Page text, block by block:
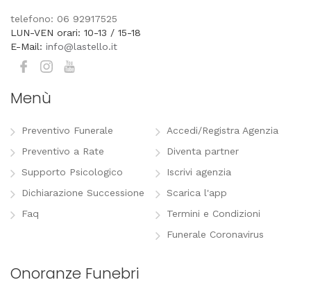
telefono: 06 92917525
LUN-VEN orari: 10-13 / 15-18
E-Mail: info@lastello.it
Menù
Preventivo Funerale
Preventivo a Rate
Supporto Psicologico
Dichiarazione Successione
Faq
Accedi/Registra Agenzia
Diventa partner
Iscrivi agenzia
Scarica l'app
Termini e Condizioni
Funerale Coronavirus
Onoranze Funebri